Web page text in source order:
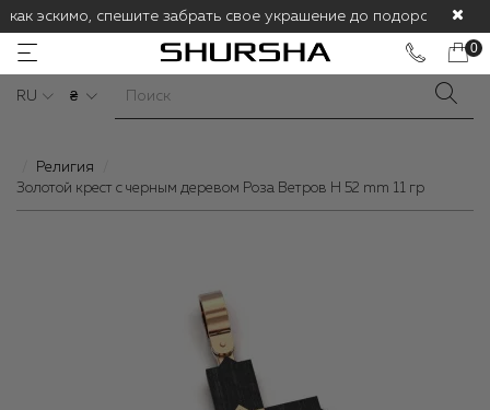
эскимо, спешите забрать свое украшение до подорожания!
0
RU ₴
Религия
Золотой крест с черным деревом Роза Ветров H 52 mm 11 гр